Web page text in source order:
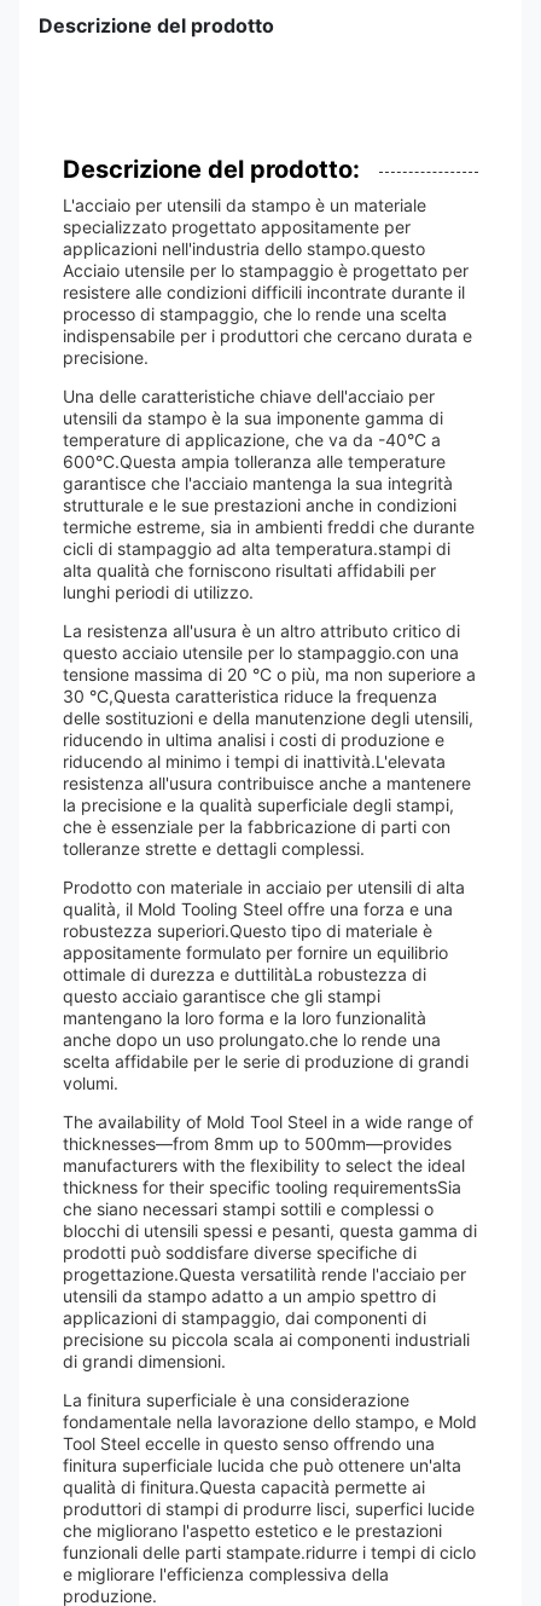
Descrizione del prodotto
Descrizione del prodotto:
L'acciaio per utensili da stampo è un materiale
specializzato progettato appositamente per
applicazioni nell'industria dello stampo.questo
Acciaio utensile per lo stampaggio è progettato per
resistere alle condizioni difficili incontrate durante il
processo di stampaggio, che lo rende una scelta
indispensabile per i produttori che cercano durata e
precisione.
Una delle caratteristiche chiave dell'acciaio per
utensili da stampo è la sua imponente gamma di
temperature di applicazione, che va da -40°C a
600°C.Questa ampia tolleranza alle temperature
garantisce che l'acciaio mantenga la sua integrità
strutturale e le sue prestazioni anche in condizioni
termiche estreme, sia in ambienti freddi che durante
cicli di stampaggio ad alta temperatura.stampi di
alta qualità che forniscono risultati affidabili per
lunghi periodi di utilizzo.
La resistenza all'usura è un altro attributo critico di
questo acciaio utensile per lo stampaggio.con una
tensione massima di 20 °C o più, ma non superiore a
30 °C,Questa caratteristica riduce la frequenza
delle sostituzioni e della manutenzione degli utensili,
riducendo in ultima analisi i costi di produzione e
riducendo al minimo i tempi di inattività.L'elevata
resistenza all'usura contribuisce anche a mantenere
la precisione e la qualità superficiale degli stampi,
che è essenziale per la fabbricazione di parti con
tolleranze strette e dettagli complessi.
Prodotto con materiale in acciaio per utensili di alta
qualità, il Mold Tooling Steel offre una forza e una
robustezza superiori.Questo tipo di materiale è
appositamente formulato per fornire un equilibrio
ottimale di durezza e duttilitàLa robustezza di
questo acciaio garantisce che gli stampi
mantengano la loro forma e la loro funzionalità
anche dopo un uso prolungato.che lo rende una
scelta affidabile per le serie di produzione di grandi
volumi.
The availability of Mold Tool Steel in a wide range of
thicknesses—from 8mm up to 500mm—provides
manufacturers with the flexibility to select the ideal
thickness for their specific tooling requirementsSia
che siano necessari stampi sottili e complessi o
blocchi di utensili spessi e pesanti, questa gamma di
prodotti può soddisfare diverse specifiche di
progettazione.Questa versatilità rende l'acciaio per
utensili da stampo adatto a un ampio spettro di
applicazioni di stampaggio, dai componenti di
precisione su piccola scala ai componenti industriali
di grandi dimensioni.
La finitura superficiale è una considerazione
fondamentale nella lavorazione dello stampo, e Mold
Tool Steel eccelle in questo senso offrendo una
finitura superficiale lucida che può ottenere un'alta
qualità di finitura.Questa capacità permette ai
produttori di stampi di produrre lisci, superfici lucide
che migliorano l'aspetto estetico e le prestazioni
funzionali delle parti stampate.ridurre i tempi di ciclo
e migliorare l'efficienza complessiva della
produzione.